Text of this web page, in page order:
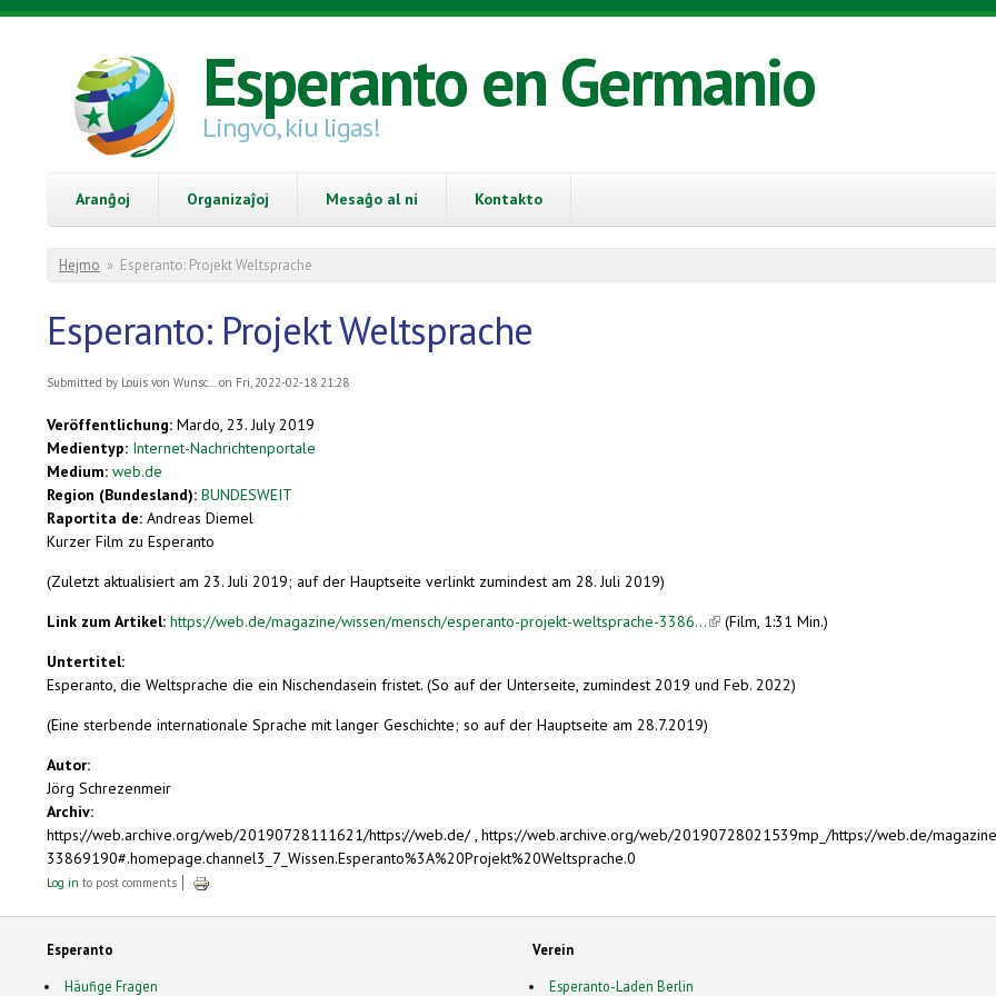
Skip to main content
Esperanto en Germanio
Lingvo, kiu ligas!
Aranĝoj Organizaĵoj Mesaĝo al ni Kontakto
You are here
Hejmo » Esperanto: Projekt Weltsprache
Esperanto: Projekt Weltsprache
Submitted by Louis von Wunsc...on Fri, 2022-02-18 21:28
Veröffentlichung: Mardo, 23. July 2019
Medientyp: Internet-Nachrichtenportale
Medium: web.de
Region (Bundesland): BUNDESWEIT
Raportita de: Andreas Diemel
Kurzer Film zu Esperanto
(Zuletzt aktualisiert am 23. Juli 2019; auf der Hauptseite verlinkt zumindest am 28. Juli 2019)
Link zum Artikel: https://web.de/magazine/wissen/mensch/esperanto-projekt-weltsprache-3386...(link is external)
(Film, 1:31 Min.)
Untertitel:
Esperanto, die Weltsprache die ein Nischendasein fristet. (So auf der Unterseite, zumindest 2019 und Feb. 2022)
(Eine sterbende internationale Sprache mit langer Geschichte; so auf der Hauptseite am 28.7.2019)
Autor:
Jörg Schrezenmeir
Archiv:
https://web.archive.org/web/20190728111621/https://web.de/ , https://web.archive.org/web/20190728021539mp_/https://web.de/
33869190#.homepage.channel3_7_Wissen.Esperanto%3A%20Projekt%20Weltsprache.0
Log in to post comments
Esperanto
Häufige Fragen
Verein
Esperanto-Laden Berlin